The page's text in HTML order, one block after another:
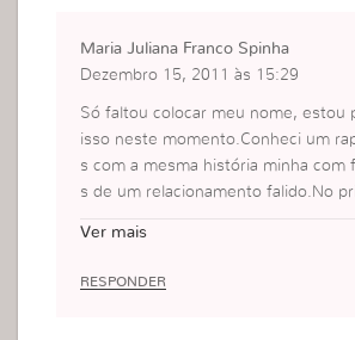
Maria Juliana Franco Spinha
Dezembro 15, 2011 às 15:29
Só faltou colocar meu nome, estou
isso neste momento.Conheci um
s com a mesma história minha com
s de um relacionamento falido.No
Ver mais
RESPONDER